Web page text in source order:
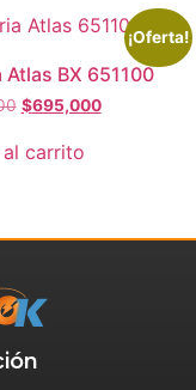
¡Oferta!
Atlas BX 651100
$695,000
carrito